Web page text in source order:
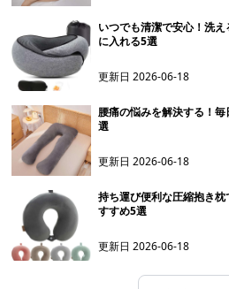
いつでも清潔で安心！洗
に入れる5選
更新日2026-06-18
腰痛の悩みを解決する！
選
更新日2026-06-18
持ち運び便利な圧縮抱き
すすめ5選
更新日2026-06-18